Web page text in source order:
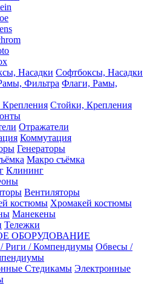
Софтбоксы, Насадки
Флаги, Рамы,
Стойки, Крепления
Отражатели
Коммутация
Генераторы
Макро съёмка
Клининг
Вентиляторы
Хромакей костюмы
Манекены
Тележки
ОБОРУДОВАНИЕ
Обвесы /
Электронные